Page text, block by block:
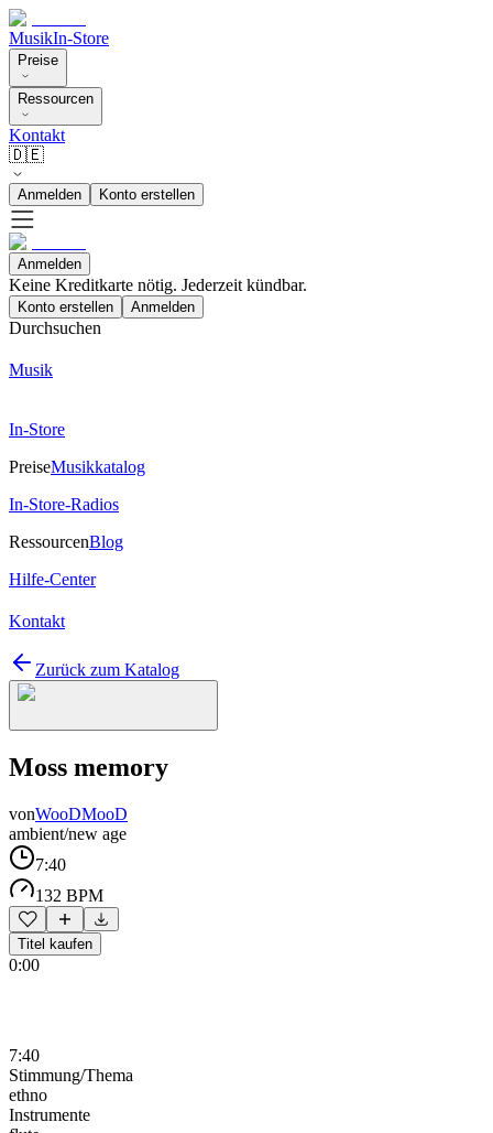
MusikIn-Store
Preise
Ressourcen
Kontakt
🇩🇪
Anmelden Konto erstellen
Anmelden
Keine Kreditkarte nötig. Jederzeit kündbar.
Konto erstellen Anmelden
Durchsuchen
Musik
In-Store
PreiseMusikkatalog
In-Store-Radios
RessourcenBlog
Hilfe-Center
Kontakt
Zurück zum Katalog
Moss memory
vonWooDMooD
ambient/new age
7:40
132 BPM
Titel kaufen
0:00
7:40
Stimmung/Thema
ethno
Instrumente